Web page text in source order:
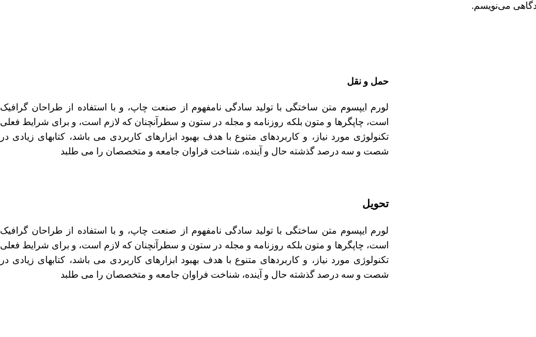
می‌نویسم.
حمل و نقل
لورم ایپسوم متن ساختگی با تولید سادگی نامفهوم از صنعت چاپ، و با استفاده از طراحان گرافیک
است، چاپگرها و متون بلکه روزنامه و مجله در ستون و سطرآنچنان که لازم است، و برای شرایط فعلی
تکنولوژی مورد نیاز، و کاربردهای متنوع با هدف بهبود ابزارهای کاربردی می باشد، کتابهای زیادی در
شصت و سه درصد گذشته حال و آینده، شناخت فراوان جامعه و متخصصان را می طلبد
تحویل
لورم ایپسوم متن ساختگی با تولید سادگی نامفهوم از صنعت چاپ، و با استفاده از طراحان گرافیک
است، چاپگرها و متون بلکه روزنامه و مجله در ستون و سطرآنچنان که لازم است، و برای شرایط فعلی
تکنولوژی مورد نیاز، و کاربردهای متنوع با هدف بهبود ابزارهای کاربردی می باشد، کتابهای زیادی در
شصت و سه درصد گذشته حال و آینده، شناخت فراوان جامعه و متخصصان را می طلبد